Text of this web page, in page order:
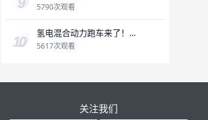
5790次观看
氢电混合动力跑车来了！既
能加氢，又能充电，氢燃料
5617次观看
关注我们